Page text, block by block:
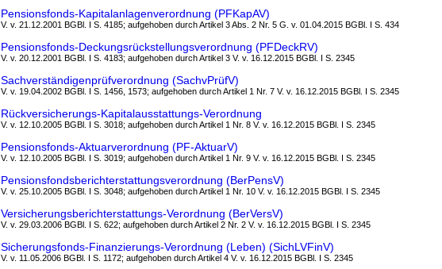
Pensionsfonds-Kapitalanlagenverordnung (PFKapAV)
V. v. 21.12.2001 BGBl. I S. 4185; aufgehoben durch Artikel 3 Abs. 2 Nr. 5 G. v. 01.04.2015 BGBl. I S. 434
Pensionsfonds-Deckungsrückstellungsverordnung (PFDeckRV)
V. v. 20.12.2001 BGBl. I S. 4183; aufgehoben durch Artikel 3 V. v. 16.12.2015 BGBl. I S. 2345
Sachverständigenprüfverordnung (SachvPrüfV)
V. v. 19.04.2002 BGBl. I S. 1456, 1573; aufgehoben durch Artikel 1 Nr. 7 V. v. 16.12.2015 BGBl. I S. 2345
Rückversicherungs-Kapitalausstattungs-Verordnung
V. v. 12.10.2005 BGBl. I S. 3018; aufgehoben durch Artikel 1 Nr. 8 V. v. 16.12.2015 BGBl. I S. 2345
Pensionsfonds-Aktuarverordnung (PF-AktuarV)
V. v. 12.10.2005 BGBl. I S. 3019; aufgehoben durch Artikel 1 Nr. 9 V. v. 16.12.2015 BGBl. I S. 2345
Pensionsfondsberichterstattungsverordnung (BerPensV)
V. v. 25.10.2005 BGBl. I S. 3048; aufgehoben durch Artikel 1 Nr. 10 V. v. 16.12.2015 BGBl. I S. 2345
Versicherungsberichterstattungs-Verordnung (BerVersV)
V. v. 29.03.2006 BGBl. I S. 622; aufgehoben durch Artikel 2 Nr. 2 V. v. 16.12.2015 BGBl. I S. 2345
Sicherungsfonds-Finanzierungs-Verordnung (Leben) (SichLVFinV)
V. v. 11.05.2006 BGBl. I S. 1172; aufgehoben durch Artikel 4 V. v. 16.12.2015 BGBl. I S. 2345